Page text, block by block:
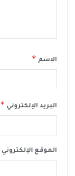
الاسم *
البريد الإلكتروني *
الموقع الإلكتروني